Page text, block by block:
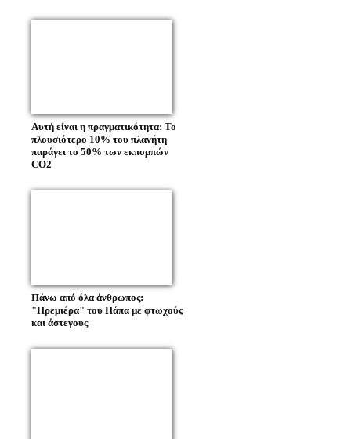
Αυτή είναι η πραγματικότητα: Το
πλουσιότερο 10% του πλανήτη
παράγει το 50% των εκπομπών
CO2
Πάνω από όλα άνθρωπος:
"Πρεμιέρα" του Πάπα με φτωχούς
και άστεγους